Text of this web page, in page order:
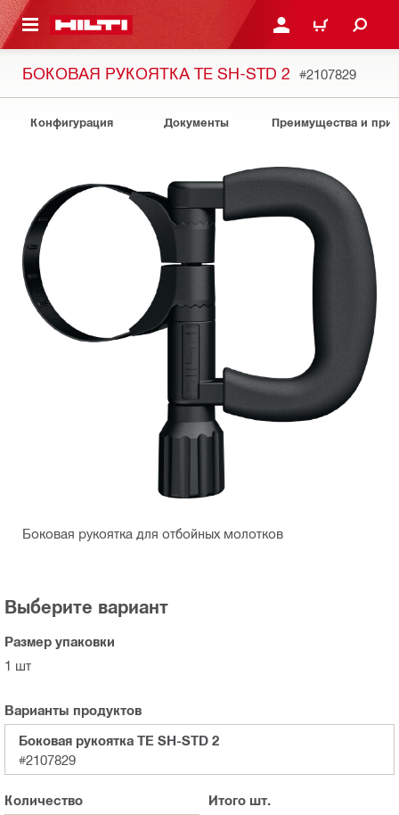
КОНТЕНТУ ВОЙДИТЕ В СВОЮ
КОРЗИНА
БОКОВАЯ РУКОЯТКА TE SH-STD 2 #2107829
Конфигурация Документы Преимущества и
Боковая рукоятка для отбойных молотков
Выберите вариант
Размер упаковки
1 шт
Варианты продуктов
Боковая рукоятка TE SH-STD 2
#2107829
Количество Итого шт.